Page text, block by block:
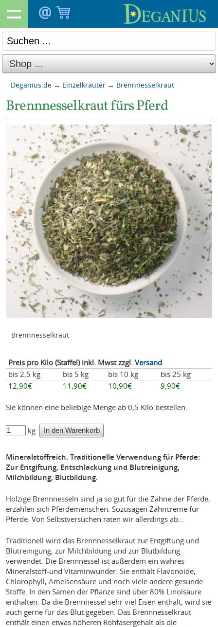
Deganius.de → Einzelkräuter → Brennnesselkraut
Brennnesselkraut fürs Pferd
Brennnesselkraut
Preis pro Kilo (Staffel) inkl. Mwst zzgl. Versand
bis 2,5 kg
bis 5 kg bis 10 kg
bis 25 kg
12,90€
11,90€ 10,90€ 9,90€
Sie können eine beliebige Menge ab 0,5 Kilo bestellen.
kg
Mineralstoffreich. Traditionelle Verwendung für Pferde:
Zur Entgiftung, Entschlackung und Blutreinigung,
Milchbildung, Blutbildung.
Holzige Brennnesseln sind ja so gut für die Zähne der Pferde,
erzählen sich Pferdemenschen. Sozusagen Zahncreme für
Pferde. Von Selbstversuchen raten wir allerdings ab...
Traditionell wird das Brennnesselkraut zur Entgiftung und
Blutreinigung, zur Milchbildung und zur Blutbildung
verwendet. Die Brennnessel ist außerdem ein wahres
Mineralstoff-und Vitaminwunder. Sie enthält Flavonoide,
Chlorophyll, Ameisensäure und noch viele andere gesunde
Stoffe. In den Samen der Pflanze sind über 80% Linolsäure
enthalten. Da die Brennnessel sehr viel Eisen enthält, wird sie
auch gerne für das Blut gegeben. Das Brennnesselkraut
enthält einen etwas höheren Rohfasergehalt als die